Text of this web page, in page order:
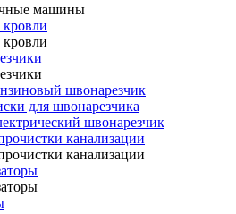
машины
кровли
кровли
швонарезчик
для швонарезчика
швонарезчик
канализации
канализации